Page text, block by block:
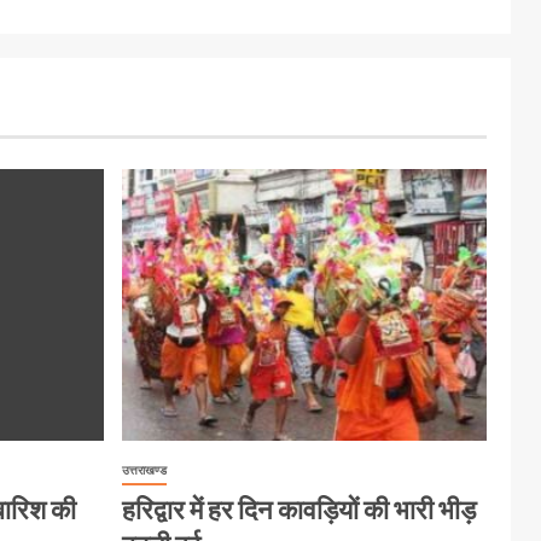
की
उत्तराखण्ड
हरिद्वार में हर दिन कावड़ियों की भारी भीड़